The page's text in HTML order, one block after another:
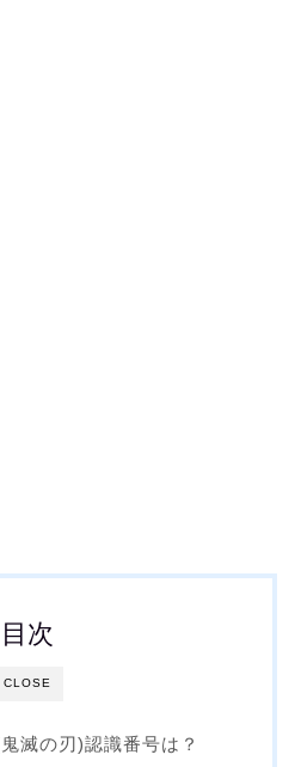
CLOSE
目次
滅の刃)認識番号は？